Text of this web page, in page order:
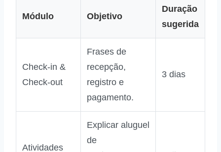
Módulo Objetivo
Duração
sugerida
Check‑in &
Check‑out
Frases de
recepção,
registro e
pagamento.
3 dias
Atividades
Explicar aluguel
de